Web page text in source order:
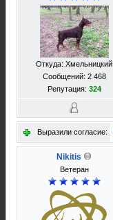
Откуда: Хмельницкий
Сообщений: 2 468
Репутация: 324
Выразили согласие:
Nikitis
Ветеран